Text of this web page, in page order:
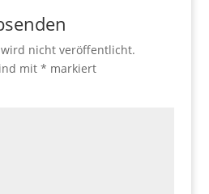
nicht veröffentlicht.
mit * markiert